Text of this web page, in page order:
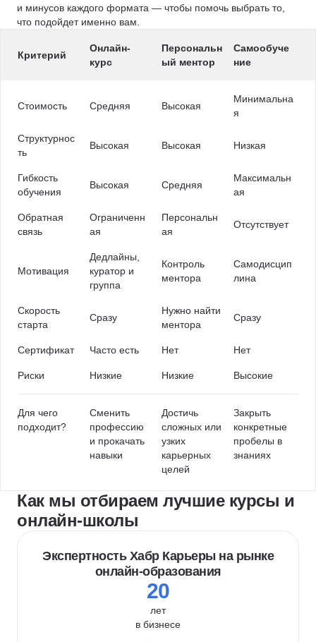
и минусов каждого формата — чтобы помочь выбрать то,
что подойдет именно вам.
Критерий
Онлайн-
курс
Персональн
ый ментор
Самообуче
ние
Стоимость Средняя Высокая
Минимальна
я
Структурнос
ть
Высокая Высокая Низкая
Гибкость
обучения
Высокая Средняя
Максимальн
ая
Обратная
связь
Ограниченн
ая
Персональн
ая
Отсутствует
Мотивация
Дедлайны,
куратор и
группа
Контроль
ментора
Самодисцип
лина
Скорость
старта
Сразу
Нужно найти
ментора
Сразу
Сертификат Часто есть Нет Нет
Риски Низкие Низкие Высокие
Для чего
подходит?
Сменить
профессию
и прокачать
навыки
Достичь
сложных или
узких
карьерных
целей
Закрыть
конкретные
пробелы в
знаниях
Как мы отбираем лучшие курсы и
онлайн-школы
Экспертность Хабр Карьеры на рынке
онлайн-образования
20
лет
в бизнесе